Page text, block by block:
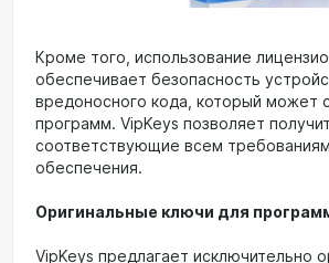
Кроме того, использование
обеспечивает безопасность
вредоносного кода, который может
программ. VipKeys позволяет
соответствующие всем
обеспечения.
Оригинальные ключи для
VipKeys предлагает исключительно